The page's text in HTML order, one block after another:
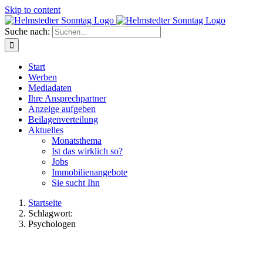
Skip to content
Suche nach:
Start
Werben
Mediadaten
Ihre Ansprechpartner
Anzeige aufgeben
Beilagenverteilung
Aktuelles
Monatsthema
Ist das wirklich so?
Jobs
Immobilienangebote
Sie sucht Ihn
Startseite
Schlagwort:
Psychologen